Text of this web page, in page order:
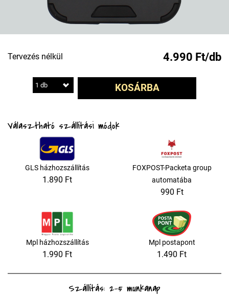
Tervezés nélkül 4.990 Ft/db
1 db KOSÁRBA
Választható szállítási módok
GLS házhozszállítás
1.890 Ft
FOXPOST-Packeta group
automatába
990 Ft
Mpl házhozszállítás
1.990 Ft
Mpl postapont
1.490 Ft
Szállítás: 2-5 munkanap